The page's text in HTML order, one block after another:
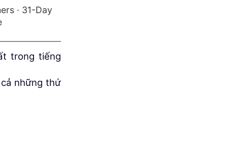
· 31-Day
trong tiếng
những thứ